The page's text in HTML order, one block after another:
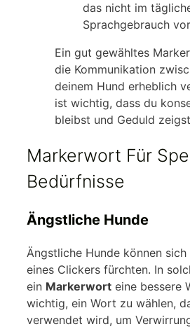
das nicht im
Sprachgebrauch
Ein gut gewähltes
die Kommunikation
deinem Hund erheblich
ist wichtig, dass du
bleibst und Geduld
Markerwort Für
Bedürfnisse
Ängstliche Hunde
Ängstliche Hunde können
eines Clickers fürchten. In
ein Markerwort eine bessere
wichtig, ein Wort zu wählen,
verwendet wird, um